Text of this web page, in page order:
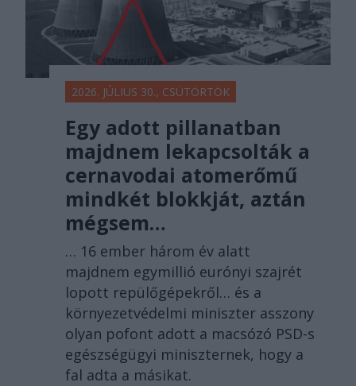
2026. JÚLIUS 30., CSÜTÖRTÖK
Egy adott pillanatban
majdnem lekapcsolták a
cernavodai atomerőmű
mindkét blokkját, aztán
mégsem…
… 16 ember három év alatt
majdnem egymillió eurónyi szajrét
lopott repülőgépekről… és a
környezetvédelmi miniszter asszony
olyan pofont adott a macsózó PSD-s
egészségügyi miniszternek, hogy a
fal adta a másikat.